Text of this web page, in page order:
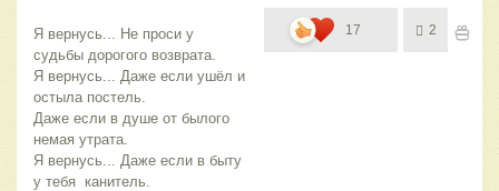
Я вернусь... Не проси у
судьбы дорогого возврата.
Я вернусь... Даже если ушёл и
остыла постель.
Даже если в душе от былого
немая утрата.
Я вернусь... Даже если в быту
у тебя  канитель.
17 2